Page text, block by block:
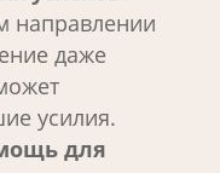
направлении
даже
усилия.
для